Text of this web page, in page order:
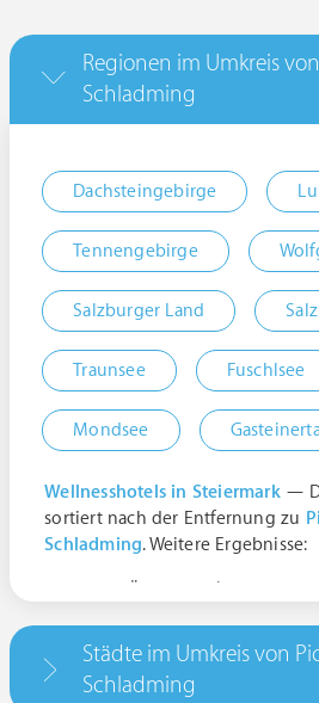
Regionen im Umkreis
Schladming
Dachsteingebirge
Tennengebirge
Salzburger Land
Traunsee Fuschlsee
Mondsee
Wellnesshotels in Steiermark—
sortiert nach der Entfernung zu
Schladming. Weitere Ergebnisse:
Städte im Umkreis von
Schladming